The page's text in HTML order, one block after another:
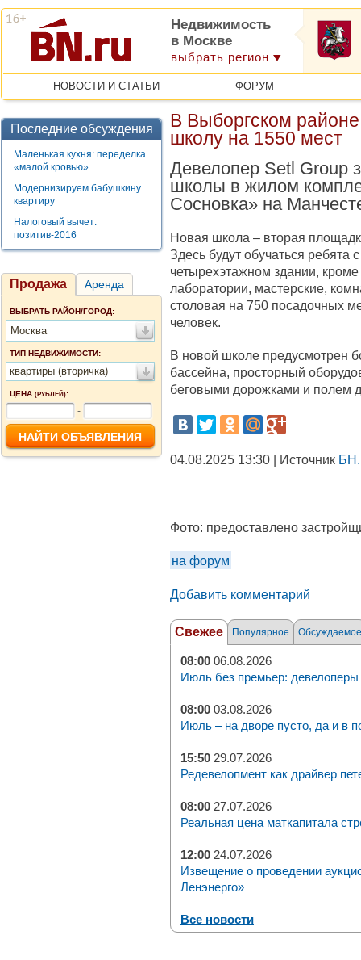
Недвижимость
в Москве
выбрать регион
НОВОСТИ И СТАТЬИ ФОРУМ
Последние обсуждения
Маленькая кухня: переделка
«малой кровью»
Модернизируем бабушкину
квартиру
Налоговый вычет:
позитив-2016
Продажа Аренда
ВЫБРАТЬ РАЙОН/ГОРОД:
Москва
ТИП НЕДВИЖИМОСТИ:
квартиры (вторичка)
ЦЕНА (РУБЛЕЙ):
-
В Выборгском
школу на 1550 мест
Девелопер Setl Group
школы в жилом
Сосновка» на
Новая школа – вторая
Здесь будут обучаться ребята
четырехэтажном здании,
лаборатории, мастерские,
столовая на 750 посадочных
человек.
В новой школе предусмотрен
бассейна, просторный
беговыми дорожками и полем
04.08.2025 13:30 | Источник
Фото: предоставлено
на форум
Добавить комментарий
Свежее Популярное Обсуждаемое
08:00 06.08.2026
Июль без премьер: девелоперы
08:00 03.08.2026
Июль – на дворе пусто, да и в
15:50 29.07.2026
Редевелопмент как драйвер
08:00 27.07.2026
Реальная цена маткапитала
12:00 24.07.2026
Извещение о проведении
Ленэнерго»
Все новости